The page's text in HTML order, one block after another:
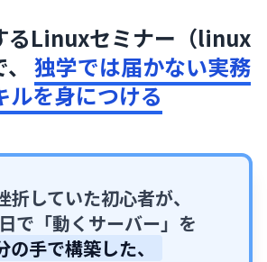
るLinuxセミナー（linux
独学では届かない実務
ルを身につける
折していた初心者が、
で「動くサーバー」を
の手で構築した、